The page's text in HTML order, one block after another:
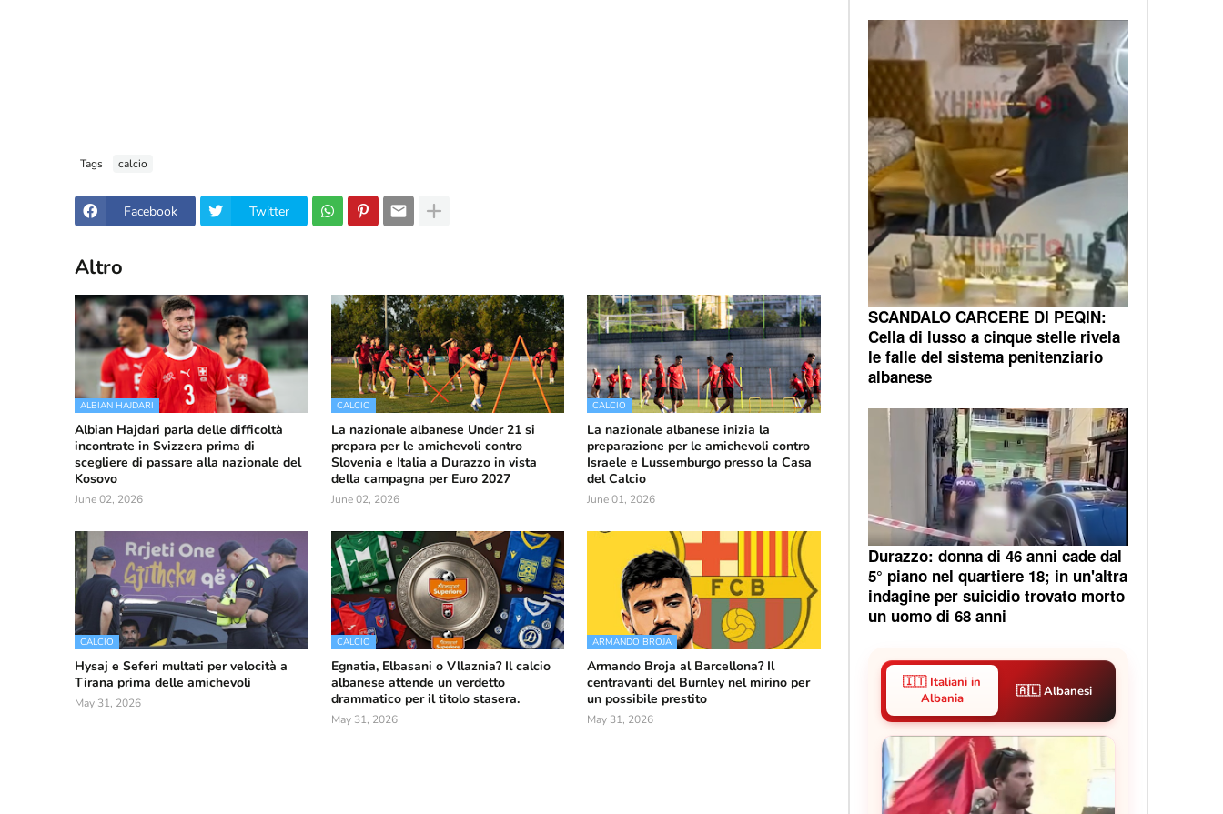
Tags calcio
Facebook Twitter
Altro
ALBIAN HAJDARI
Albian Hajdari parla delle difficoltà
incontrate in Svizzera prima di
scegliere di passare alla nazionale del
Kosovo
June 02, 2026
CALCIO
La nazionale albanese Under 21 si
prepara per le amichevoli contro
Slovenia e Italia a Durazzo in vista
della campagna per Euro 2027
June 02, 2026
CALCIO
La nazionale albanese inizia la
preparazione per le amichevoli contro
Israele e Lussemburgo presso la Casa
del Calcio
June 01, 2026
CALCIO
Hysaj e Seferi multati per velocità a
Tirana prima delle amichevoli
May 31, 2026
CALCIO
Egnatia, Elbasani o Vllaznia? Il calcio
albanese attende un verdetto
drammatico per il titolo stasera.
May 31, 2026
ARMANDO BROJA
Armando Broja al Barcellona? Il
centravanti del Burnley nel mirino per
un possibile prestito
May 31, 2026
SCANDALO CARCERE DI PEQIN:
Cella di lusso a cinque stelle rivela
le falle del sistema penitenziario
albanese
Durazzo: donna di 46 anni cade dal
5° piano nel quartiere 18; in un'altra
indagine per suicidio trovato morto
un uomo di 68 anni
🇮🇹 Italiani in
Albania
🇦🇱 Albanesi